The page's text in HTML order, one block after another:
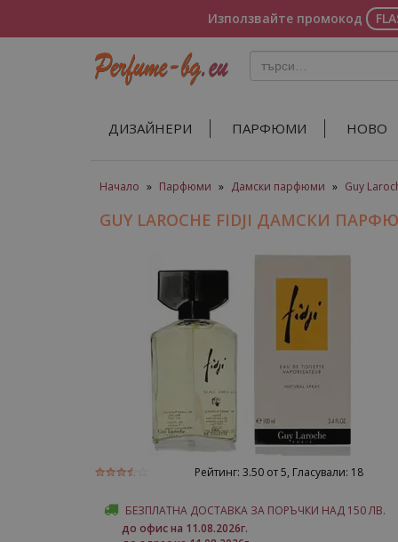
Използвайте промокод
ДИЗАЙНЕРИ ПАРФЮМИ НОВО
Начало » Парфюми » Дамски парфюми » Guy
GUY LAROCHE FIDJI ДАМСКИ
Рейтинг: 3.50 от 5, Гласували: 18
БЕЗПЛАТНА ДОСТАВКА ЗА ПОРЪЧКИ НАД 150 ЛВ.
до офис на 11.08.2026г.